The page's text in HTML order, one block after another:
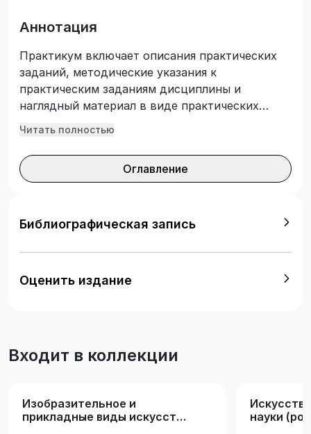
Аннотация
Практикум включает описания практических
заданий, методические указания к
практическим заданиям дисциплины и
наглядный материал в виде практических
работ, выполненных бакалаврами направления
искусство и народные промыслы», профиль
«Художественная керамика», Кемеровского
Читать полностью
Оглавление
Библиографическая запись
Оценить издание
Входит в коллекции
Изобразительное и
прикладные виды искусств.
науки